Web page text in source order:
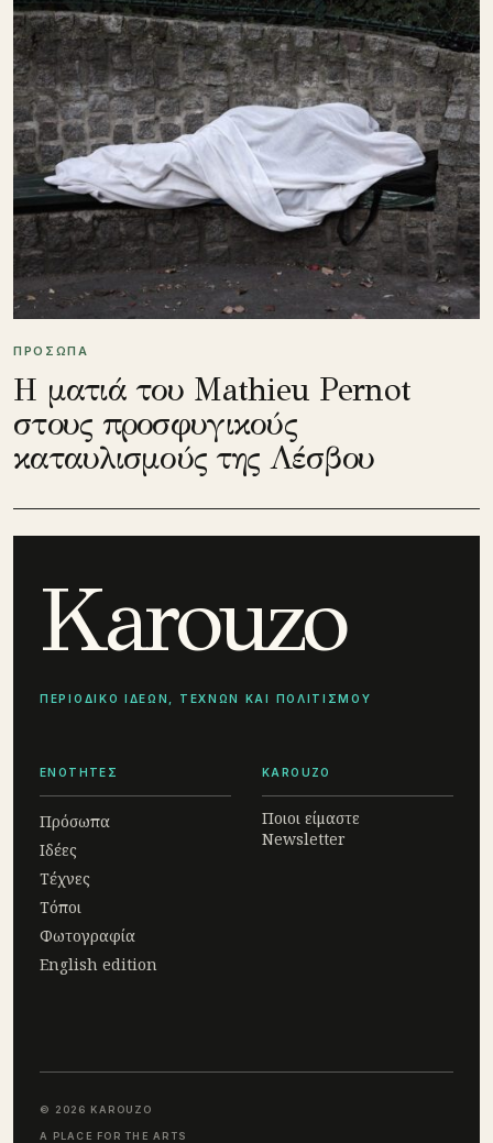
ΠΡΟΣΩΠΑ
Η ματιά του Mathieu Pernot
στους προσφυγικούς
καταυλισμούς της Λέσβου
Karouzo
ΠΕΡΙΟΔΙΚΟ ΙΔΕΩΝ, ΤΕΧΝΩΝ ΚΑΙ ΠΟΛΙΤΙΣΜΟΥ
ΕΝΟΤΗΤΕΣ
Πρόσωπα
Ιδέες
Τέχνες
Τόποι
Φωτογραφία
English edition
KAROUZO
Ποιοι είμαστε
Newsletter
© 2026 KAROUZO
A PLACE FOR THE ARTS